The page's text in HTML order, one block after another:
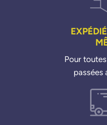
Pour
passées